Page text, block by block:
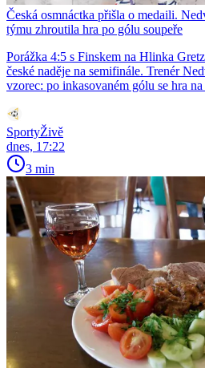
Česká osmnáctka přišla o medaili.
týmu zhroutila hra po gólu soupeře
Porážka 4:5 s Finskem na Hlinka
české naděje na semifinále. Trenér
vzorec: po inkasovaném gólu se hra
SportyŽivě
dnes, 17:22
3 min